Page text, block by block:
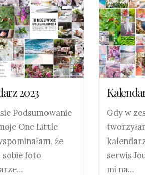
2023
Podsumowanie
One Little
że
foto
Gdy w
serwis
mi na…